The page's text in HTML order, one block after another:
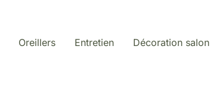
Oreillers Entretien Décoration salon